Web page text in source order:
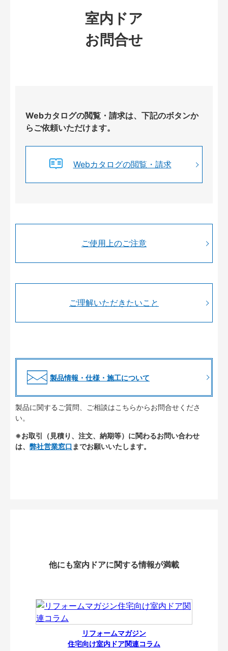
室内ドア
お問合せ
Webカタログの閲覧・請求は、下記のボタンか
らご依頼いただけます。
Webカタログの閲覧・請求
ご使用上のご注意
ご理解いただきたいこと
製品情報・仕様・施工について
製品に関するご質問、ご相談はこちらからお問合せくださ
い。
※お取引（見積り、注文、納期等）に関わるお問い合わせ
は、 弊社営業窓口 までお願いいたします。
他にも室内ドアに関する情報が満載
リフォームマガジン
住宅向け室内ドア関連コラム